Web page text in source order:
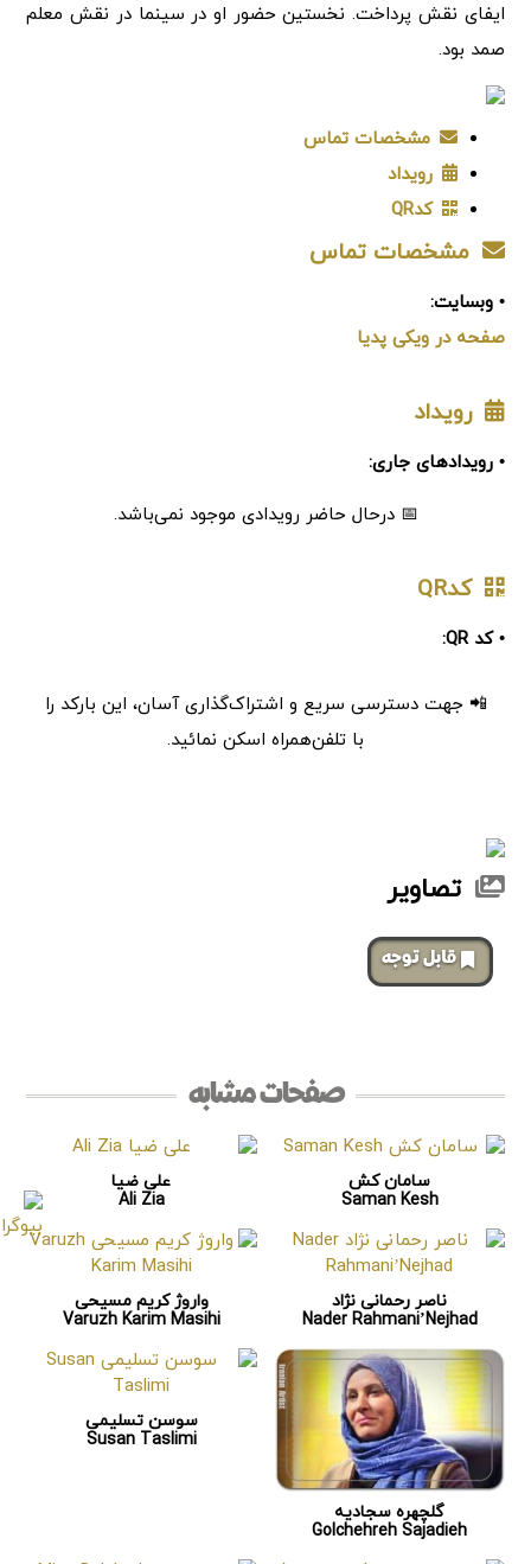
ایفای نقش پرداخت. نخستین حضور او در سینما در نقش معلم
صمد بود.
مشخصات تماس
رویداد
کدQR
مشخصات تماس
• وبسایت:
صفحه در ویکی پدیا
رویداد
• رویدادهای جاری:
📅 درحال حاضر رویدادی موجود نمی‌باشد.
کدQR
• کد QR:
📲 جهت دسترسی سریع و اشتراک‌گذاری آسان، این بارکد را
با تلفن‌همراه اسکن نمائید.
تصاویر
‌قابل توجه
صفحات مشابه
سامان کش
Saman Kesh
علی ضیا
Ali Zia
ناصر رحمانی نژاد
Nader Rahmani’Nejhad
واروژ کریم مسیحی
Varuzh Karim Masihi
گلچهره سجادیه
Golchehreh Sajadieh
سوسن تسلیمی
Susan Taslimi